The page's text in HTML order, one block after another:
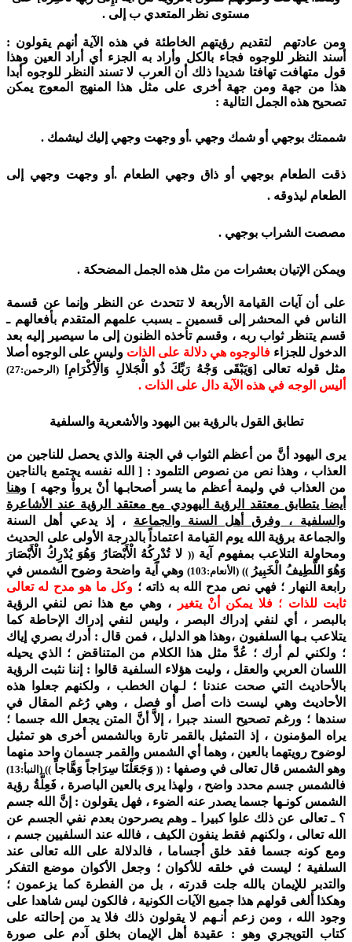
مستوى نظر المتعدي ب إلى .
ومن عادتهم لتقديم رؤيتهم الخاطئة في هذه الآية أنهم يقولون :
أسند النظر للوجوه فجاء بالكل وأراد به الجزء أي أراد العين وهذا
قول متهافت تهافتا شديدا ذلك أن العرب لا تسند النظر للوجوه أبدا
هذا من جهة ومن جهة أخرى على مثل هذا المنهج المعوج يمكن
تصحيح هذه الجمل التالية :
شممتك بوجهي أو شمك وجهي .أو وجهت وجهي إليك ليشمك .
ذقت الطعام بوجهي أو ذاق وجهي الطعام .أو وجهت وجهي إلى
الطعام ليذوقه .
مصصت الشراب بوجهي .
ويمكن الإتيان بعشرات من مثل هذه الجمل المضحكة .
على أن آيات القيامة الأربعة لا تتحدث عن النظر وإنما عن قسمة
الناس في المحشر إلى قسمين ـ بسبب علمهم المتقدم بأفعالهم ـ
قسم يتنظر ثواب ربه ، وقسم تأخذه الظنون إلى ما سيصير إليه بعد
الدخول للجزاء فالوجوه هي دلالة على الذات وليس على الوجوه أصلا
مثل قوله تعالى [وَيَبْقَى وَجْهُ رَبِّكَ ذُو الْجَلالِ وَالْأِكْرَامِ] (الرحمن:27)
أليس الوجه في هذه الآية دال على الذات .
تطابق القول بالرؤية بين اليهود والأشعرية والسلفية
يرى اليهود أنَّ من أعظم الثواب في الجنة والذي يحصل للناجين من
العذاب ، وهذا نص من نصوص التلمود : [ الله نفسه يجتمع بالناجين
من العذاب في وليمة أعظم ما يسر أصحابـها أنْ يرواْ وجهه ] وهنا
أيضا يتطابق معتقد الرؤية اليهودي مع معتقد الرؤية عند الأشاعرة
والسلفية ، وفرق أهل السنة والجماعة ، إذ يدعي أهل السنة
والجماعة برؤية الله يوم القيامة اعتماداً بالدرجة الأولى على الحديث
ومحاولة التلاعب بمفهوم آية(( لا تُدْرِكُهُ الْأَبْصَارُ وَهُوَ يُدْرِكُ الْأَبْصَارَ
وَهُوَ اللَّطِيفُ الْخَبِيرُ)) (الأنعام:103)
وهي آية واضحة وضوح الشمس في
رابعة النهار ؛ فهي نص مدح الله به ذاته ؛ وكل ما هو مدح له تعالى
ثابت للذات ؛ فلا يمكن أنْ يتغير
، وهي مع هذا نص لنفي الرؤية
بالبصر ، أي لنفي إدراك البصر ، وليس لنفي إدراك الإحاطة كما
يتلاعب بـها السلفيون ،وهذا هو الدليل ، فمن قال : أدرك بصري إياك
؛ ولكني لم أرك ؛ عُدَّ مثل هذا الكلام من المتناقض ؛ الذي يحيله
اللسان العربي والعقل ، وليت هؤلاء السلفية قالوا : إننا نثبت الرؤية
بالأحاديث التي صحت عندنا ؛ لـهان الخطب ، ولكنهم جعلوا هذه
الأحاديث وهي ليست ذات أصل أو فصل ، وهي رُغم المقال في
سندها ؛ ورغم تصحيح السند جبرا ، إلاَّ أنَّ المتن يجعل الله جسما ؛
يراه المؤمنون ، إذ التمثيل بالقمر تارة وبالشمس أخرى هو تمثيل
لوضوح رويتهما بالعين ، وهما أي الشمس والقمر جسمان واحد منهما
وهو الشمس قال تعالى في وصفها : ((وَجَعَلْنَا سِرَاجاً وَهَّاجاً )) (النبأ:13)
فالشمس جسم محدد واضح ، ولهذا يرى بالعين الباصرة ، فَعِلَّةُ رؤية
الشمس كونـها جسما يصدر عنه الضوء ، فهل يقولون : إنَّ الله جسم
؟ ـ تعالى عن ذلك علوا كبيرا ـ وهم يصرحون بعدم نفي الجسم عن
الله تعالى ، ولكنهم فقط ينفون الكيف ، فالله عند السلفيين جسم ،
ومع كونه جسما فقد خلق أجساما ، فالدلالة على الله تعالى عند
السلفية ؛ ليست في خلقه للأكوان ؛ وجعل الأكوان موضع التفكر
والتدبر للإيمان بالله جلت قدرته ، بل من الفطرة كما يزعمون ؛
وهكذا ألغى قولهم هذا جميع الآيات الكونية ، فالكون ليس شاهدا على
وجود الله ، ومن زعم أنـهم لا يقولون ذلك فلا يد من إحالته على
كتاب التويجري وهو : عقيدة أهل الإيمان بخلق آدم على صورة